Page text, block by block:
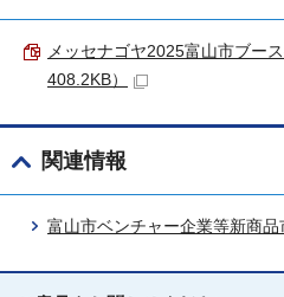
メッセナゴヤ2025富山市ブー
408.2KB）
関連情報
富山市ベンチャー企業等新商